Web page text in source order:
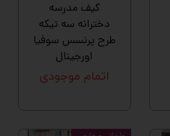
کیف مدرسه
دخترانه سه تیکه
طرح پرنسس سوفیا
اورجینال
اتمام موجودی